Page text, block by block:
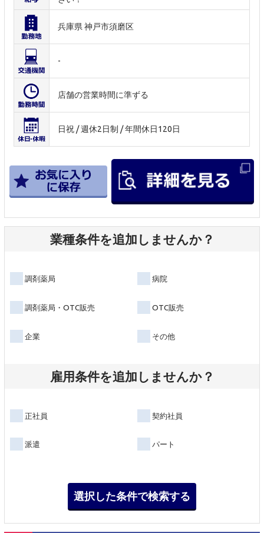
兵庫県 神戸市須磨区
-
店舗の営業時間に準ずる
日祝 / 週休2日制 / 年間休日120日
業種条件を追加しませんか？
調剤薬局 病院
調剤薬局・OTC販売 OTC販売
企業 その他
雇用条件を追加しませんか？
正社員 契約社員
派遣 パート